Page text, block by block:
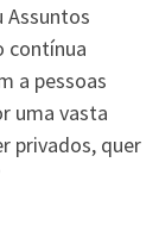
Assuntos
contínua
a pessoas
uma vasta
privados, quer